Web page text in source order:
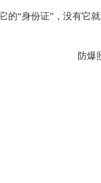
的“身份证”，没有它